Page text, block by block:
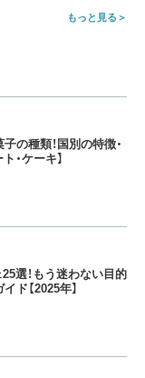
もっと見る
の種類！国別の特徴・
・ケーキ】
選！もう迷わない目的
ド【2025年】